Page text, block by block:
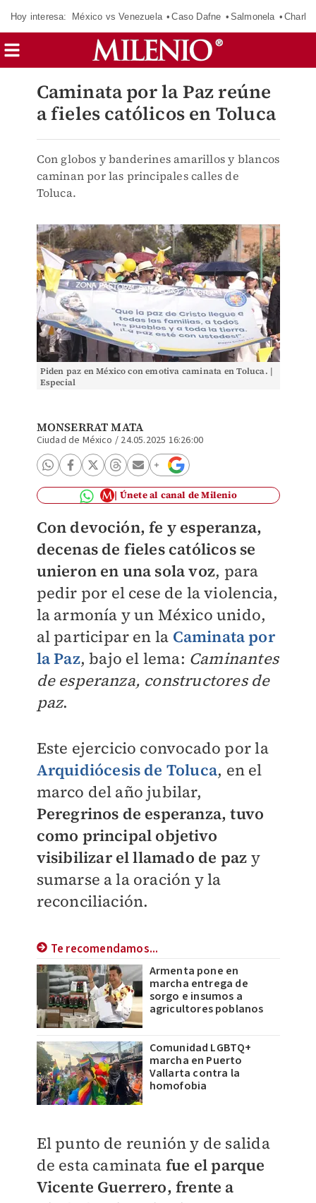
Hoy interesa: México vs Venezuela Caso Dafne Salmonela
Caminata por la Paz reúne
a fieles católicos en Toluca
Con globos y banderines amarillos y blancos
caminan por las principales calles de
Toluca.
Piden paz en México con emotiva caminata en Toluca. |
Especial
MONSERRAT MATA
Ciudad de México / 24.05.2025 16:26:00
Únete al canal de Milenio
Con devoción, fe y esperanza,
decenas de fieles católicos se
unieron en una sola voz, para
pedir por el cese de la violencia,
la armonía y un México unido,
al participar en la Caminata por
la Paz, bajo el lema: Caminantes
de esperanza, constructores de
paz.
Este ejercicio convocado por la
Arquidiócesis de Toluca, en el
marco del año jubilar,
Peregrinos de esperanza, tuvo
como principal objetivo
visibilizar el llamado de paz y
sumarse a la oración y la
reconciliación.
Te recomendamos...
Armenta pone en
marcha entrega de
sorgo e insumos a
agricultores poblanos
Comunidad LGBTQ+
marcha en Puerto
Vallarta contra la
homofobia
El punto de reunión y de salida
de esta caminata fue el parque
Vicente Guerrero, frente a